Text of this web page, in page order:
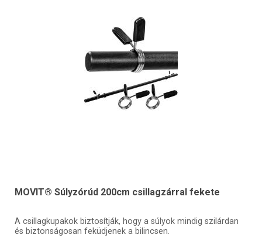
MOVIT® Súlyzórúd 200cm csillagzárral fekete
A csillagkupakok biztosítják, hogy a súlyok mindig szilárdan
és biztonságosan feküdjenek a bilincsen.